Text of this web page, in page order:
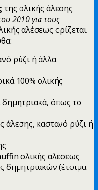
της ολικής άλεσης
2010 για τους
αλέσεως ορίζεται
ρύζι ή άλλα
100% ολικής
δημητριακά, όπως το
άλεσης, καστανό ρύζι ή
ολικής αλέσεως
δημητριακών (έτοιμα